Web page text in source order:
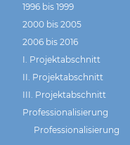
1996 bis 1999
2000 bis 2005
2006 bis 2016
I. Projektabschnitt
II. Projektabschnitt
III. Projektabschnitt
Professionalisierung
Professionalisierung